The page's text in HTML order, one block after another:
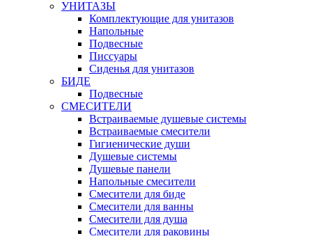
УНИТАЗЫ
Комплектующие для унитазов
Напольные
Подвесные
Писсуары
Сиденья для унитазов
БИДЕ
Подвесные
СМЕСИТЕЛИ
Встраиваемые душевые системы
Встраиваемые смесители
Гигиенические души
Душевые системы
Душевые панели
Напольные смесители
Смесители для биде
Смесители для ванны
Смесители для душа
Смесители для раковины